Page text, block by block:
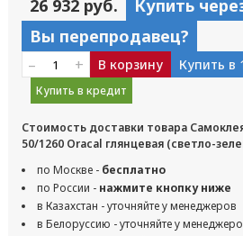
26 932 руб.
Купить
Вы перепродавец?
– + В корзину Купить в
Купить в кредит
Стоимость доставки товара
50/1260 Oracal глянцевая (светло-
по Москве - бесплатно
по России - нажмите кнопку ниже
в Казахстан - уточняйте у менеджеров
в Белоруссию - уточняйте у